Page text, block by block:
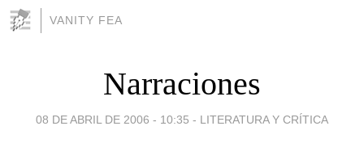
VANITY FEA
Narraciones
08 DE ABRIL DE 2006 - 10:35 - LITERATURA Y CRÍTICA